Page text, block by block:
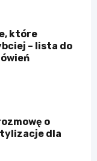
które
– lista do
o
dla